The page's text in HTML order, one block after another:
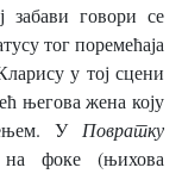
забави говори се
тог поремећаја
у тој сцени
његова жена коју
У Повратку
фоке (њихова